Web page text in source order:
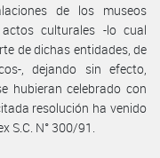
de los museos
culturales -lo cual
de dichas entidades, de
, dejando sin efecto,
hubieran celebrado con
resolución ha venido
S.C. N° 300/91.